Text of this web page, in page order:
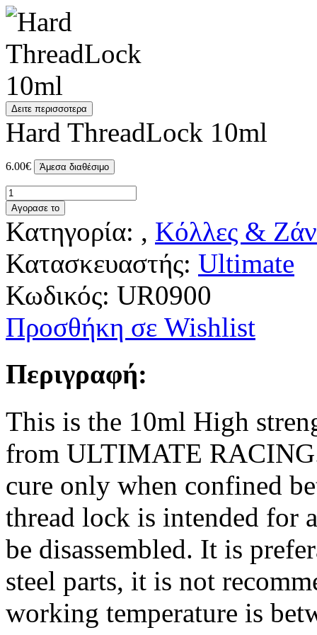
Δειτε περισσοτερα
Hard ThreadLock 10ml
6.00€ Άμεσα διαθέσιμο
Αγορασε το
Κατηγορία: , Κόλλες &
Κατασκευαστής: Ultimate
Κωδικός: UR0900
Προσθήκη σε Wishlist
Περιγραφή:
This is the 10ml High
from ULTIMATE
cure only when confined
thread lock is intended for
be disassembled. It is
steel parts, it is not
working temperature is